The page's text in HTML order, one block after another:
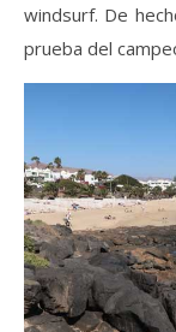
windsurf. De
prueba del